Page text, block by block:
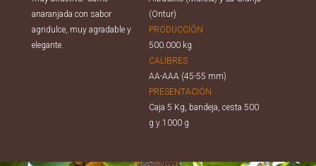
anaranjada con sabor
agridulce, muy agradable y
elegante.
(Ontur)
PRODUCCIÓN
500.000 kg
CALIBRES
AA-AAA (45-55 mm)
PRESENTACIÓN
Caja 5 Kg, bandeja, cesta 500
g y 1000 g